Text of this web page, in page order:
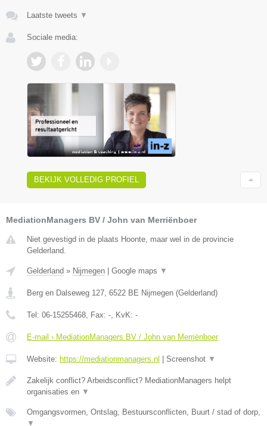
Laatste tweets ▼
Sociale media:
BEKIJK VOLLEDIG PROFIEL
MediationManagers BV / John van Merriënboer
Niet gevestigd in de plaats Hoonte, maar wel in de provincie
Gelderland.
Gelderland » Nijmegen Google maps ▼
Berg en Dalseweg 127 6522 BE Nijmegen (Gelderland)
Tel: 06-15255468 , Fax: - , KvK: -
E-mail › MediationManagers BV / John van Merriënboer
Website: https://mediationmanagers.nl Screenshot ▼
Zakelijk conflict? Arbeidsconflict? MediationManagers helpt
organisaties en ▼
Omgangsvormen, Ontslag, Bestuursconflicten, Buurt / stad of dorp,
▼